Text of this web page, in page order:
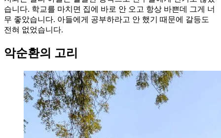
습니다. 학교를 마치면 집에 바로 안 오고 항상 바쁜데 그게 너
무 좋았습니다. 아들에게 공부하라고 안 했기 때문에 갈등도
전혀 없었습니다.
악순환의 고리